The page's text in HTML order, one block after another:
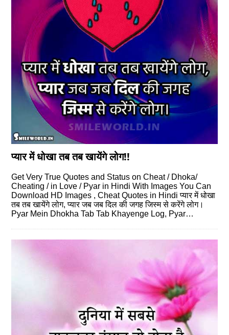
प्यार में धोखा तब तब खायेंगे लोग!!
Get Very True Quotes and Status on Cheat / Dhoka/
Cheating / in Love / Pyar in Hindi With Images You Can
Download HD Images , Cheat Quotes in Hindi प्यार में धोखा
तब तब खायेंगे लोग, प्यार जब जब दिल की जगह जिस्म से करेंगे लोग।
Pyar Mein Dhokha Tab Tab Khayenge Log, Pyar…